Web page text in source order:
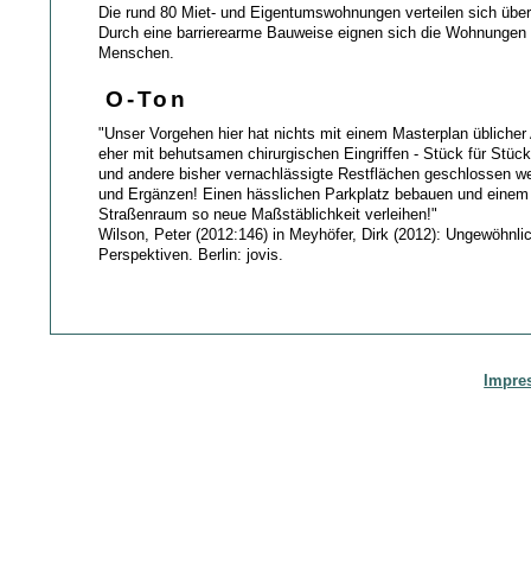
Die rund 80 Miet- und Eigentumswohnungen verteilen sich
Durch eine barrierearme Bauweise eignen sich die
Menschen.
O-Ton
"Unser Vorgehen hier hat nichts mit einem Masterplan
eher mit behutsamen chirurgischen Eingriffen - Stück für
und andere bisher vernachlässigte Restflächen geschlossen
und Ergänzen! Einen hässlichen Parkplatz bebauen und
Straßenraum so neue Maßstäblichkeit verleihen!"
Wilson, Peter (2012:146) in Meyhöfer, Dirk (2012):
Perspektiven. Berlin: jovis.